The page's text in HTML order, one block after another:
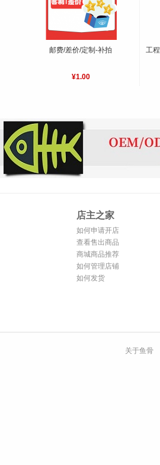
邮费/差价/定制-补拍
¥1.00
工
店主之家
如何申请开店
查看售出商品
商城商品推荐
如何管理店铺
如何发货
关于鱼骨